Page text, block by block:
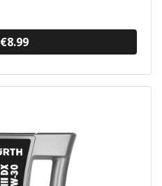
€8.99